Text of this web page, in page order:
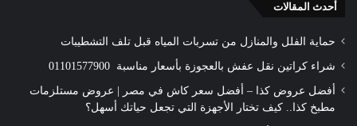
أحدث المقالات
حماية الفلل والمنازل من تسربات المياه قبل تلف التشطيبات
شراء كراتين نقل عفش بالعجوزة بأسعار مناسبة 01101577900
أفضل عروض كذا – أفضل سعر كاش في مصر | عروض مستلزمات
مطبخ كذا.. كيف تختار الأجهزة التي تجعل حياتك أسهل؟